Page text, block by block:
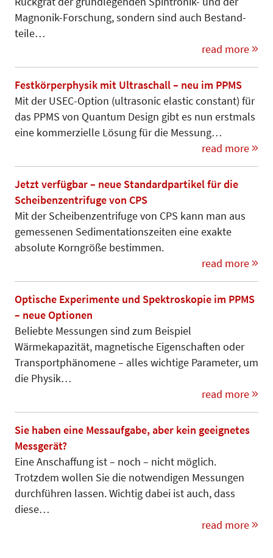
Magnonik-Forschung, sondern sind auch Be­stand­
teile…
read more
Festkörperphysik mit Ultraschall – neu im PPMS
Mit der USEC-Option (ultrasonic elastic constant) für
das PPMS von Quantum Design gibt es nun erstmals
eine kommerzielle Lösung für die Messung…
read more
Jetzt verfügbar – neue Standardpartikel für die
Scheibenzentrifuge von CPS
Mit der Scheibenzentrifuge von CPS kann man aus
gemessenen Sedi­mentationszeiten eine exakte
absolute Korngröße bestimmen.
read more
Optische Experimente und Spektroskopie im PPMS
– neue Optionen
Beliebte Messungen sind zum Bei­spiel
Wärmekapazität, magneti­sche Eigenschaften oder
Transport­phä­nomene – alles wichtige Parameter, um
die Physik…
read more
Sie haben eine Messaufgabe, aber kein geeignetes
Messgerät?
Eine Anschaffung ist – noch – nicht möglich.
Trotzdem wollen Sie die notwendigen Messungen
durchführen lassen. Wichtig dabei ist auch, dass
diese…
read more